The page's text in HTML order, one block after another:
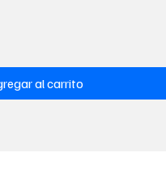
al carrito